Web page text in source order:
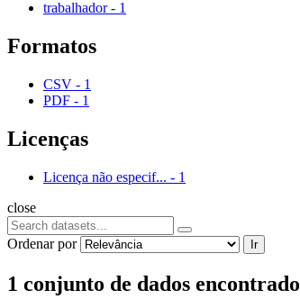
trabalhador - 1
Formatos
CSV - 1
PDF - 1
Licenças
Licença não especif... - 1
close
Ordenar por Ir
1 conjunto de dados encontrado